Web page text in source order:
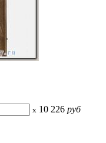
x 10 226 руб